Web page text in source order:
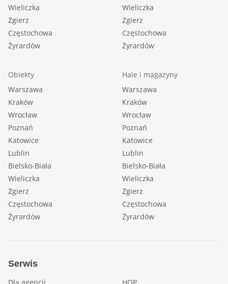
Wieliczka
Zgierz
Częstochowa
Żyrardów
Wieliczka
Zgierz
Częstochowa
Żyrardów
Obiekty
Warszawa
Kraków
Wrocław
Poznań
Katowice
Lublin
Bielsko-Biała
Wieliczka
Zgierz
Częstochowa
Żyrardów
Hale i magazyny
Warszawa
Kraków
Wrocław
Poznań
Katowice
Lublin
Bielsko-Biała
Wieliczka
Zgierz
Częstochowa
Żyrardów
Serwis